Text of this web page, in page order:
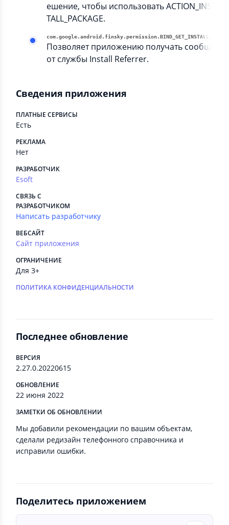
ешение, чтобы использовать ACTION_INS
TALL_PACKAGE.
Позволяет приложению получать
от службы Install Referrer.
Сведения приложения
ПЛАТНЫЕ СЕРВИСЫ
Есть
РЕКЛАМА
Нет
РАЗРАБОТЧИК
Esoft
СВЯЗЬ С
РАЗРАБОТЧИКОМ
Написать разработчику
ВЕБСАЙТ
Сайт приложения
ОГРАНИЧЕНИЕ
Для 3+
ПОЛИТИКА КОНФИДЕНЦИАЛЬНОСТИ
Последнее обновление
ВЕРСИЯ
2.27.0.20220615
ОБНОВЛЕНИЕ
22 июня 2022
ЗАМЕТКИ ОБ ОБНОВЛЕНИИ
Мы добавили рекомендации по вашим объектам,
сделали редизайн телефонного справочника и
исправили ошибки.
Поделитесь приложением